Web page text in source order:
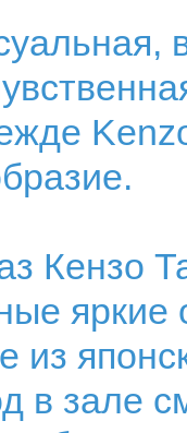
Кензо
из
в зале